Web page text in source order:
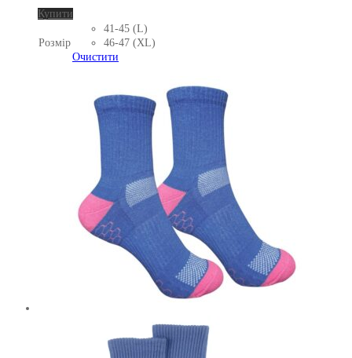
Купити
товар
кілька
можна
вибрати
сторінці
товару
Розмір
41-45 (L)
46-47 (XL)
Очистити